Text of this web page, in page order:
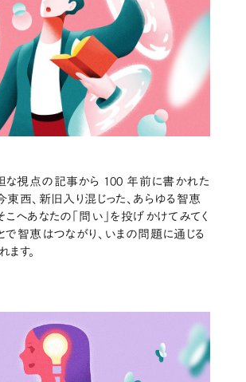
な視点の記事から 100 年前に書かれた
東西、新旧入り混じった、あらゆる智恵
こへあなたの「問い」を投げかけてみてく
で智恵はつながり、いまの問題に通じる
ます。